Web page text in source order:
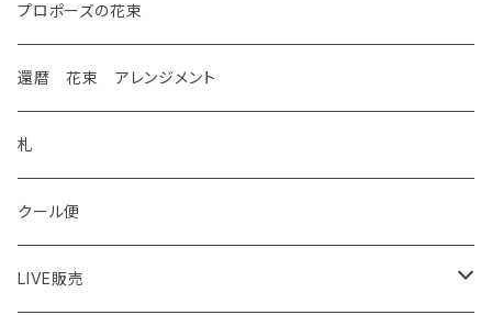
プロポーズの花束
還暦 花束 アレンジメント
札
クール便
LIVE販売